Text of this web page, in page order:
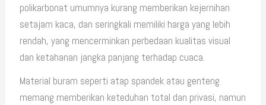
polikarbonat umumnya kurang memberikan kejernihan
setajam kaca, dan seringkali memiliki harga yang lebih
rendah, yang mencerminkan perbedaan kualitas visual
dan ketahanan jangka panjang terhadap cuaca.
Material buram seperti atap spandek atau genteng
memang memberikan keteduhan total dan privasi, namun